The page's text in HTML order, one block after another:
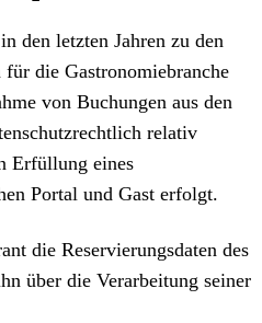
den letzten Jahren zu den
die Gastronomiebranche
von Buchungen aus den
relativ
Erfüllung eines
Portal und Gast erfolgt.
die Reservierungsdaten des
über die Verarbeitung seiner